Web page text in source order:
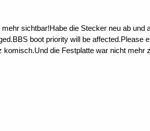
sichtbar!Habe die Stecker neu ab
boot priority will be affected.Please
komisch.Und die Festplatte war nicht